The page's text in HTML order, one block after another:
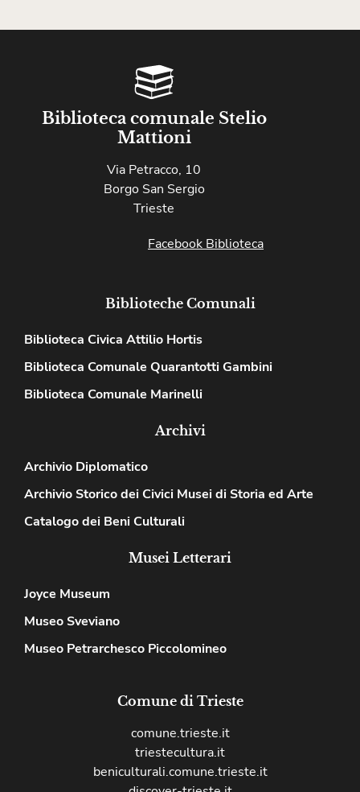
Biblioteca comunale Stelio
Mattioni
Via Petracco, 10
Borgo San Sergio
Trieste
Facebook Biblioteca
Biblioteche Comunali
Biblioteca Civica Attilio Hortis
Biblioteca Comunale Quarantotti Gambini
Biblioteca Comunale Marinelli
Archivi
Archivio Diplomatico
Archivio Storico dei Civici Musei di Storia ed Arte
Catalogo dei Beni Culturali
Musei Letterari
Joyce Museum
Museo Sveviano
Museo Petrarchesco Piccolomineo
Comune di Trieste
comune.trieste.it
triestecultura.it
beniculturali.comune.trieste.it